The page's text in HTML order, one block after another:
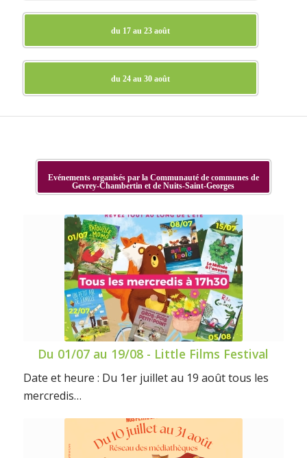
du 17 au 23 août
du 24 au 30 août
Evénements organisés par la Communauté de communes de
Gevrey-Chambertin et de Nuits-Saint-Georges
Du 01/07 au 19/08 - Little Films Festival
Date et heure : Du 1er juillet au 19 août tous les
mercredis…